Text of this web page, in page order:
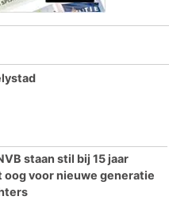
staan stil bij 15 jaar
oog voor nieuwe generatie